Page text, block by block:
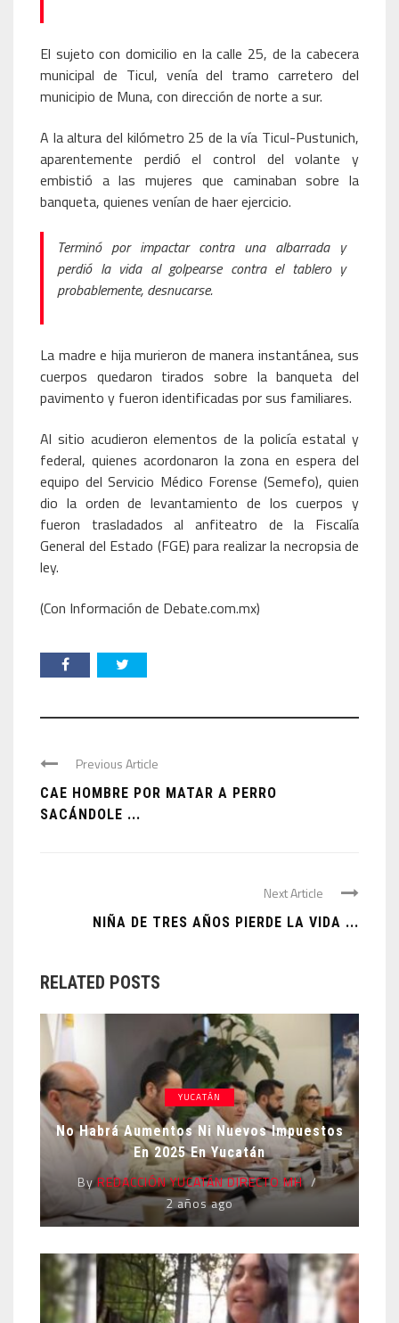
El sujeto con domicilio en la calle 25, de la cabecera
municipal de Ticul, venía del tramo carretero del
municipio de Muna, con dirección de norte a sur.
A la altura del kilómetro 25 de la vía Ticul-Pustunich,
aparentemente perdió el control del volante y
embistió a las mujeres que caminaban sobre la
banqueta, quienes venían de haer ejercicio.
Terminó por impactar contra una albarrada y
perdió la vida al golpearse contra el tablero y
probablemente, desnucarse.
La madre e hija murieron de manera instantánea, sus
cuerpos quedaron tirados sobre la banqueta del
pavimento y fueron identificadas por sus familiares.
Al sitio acudieron elementos de la policía estatal y
federal, quienes acordonaron la zona en espera del
equipo del Servicio Médico Forense (Semefo), quien
dio la orden de levantamiento de los cuerpos y
fueron trasladados al anfiteatro de la Fiscalía
General del Estado (FGE) para realizar la necropsia de
ley.
(Con Información de Debate.com.mx)
Previous Article
CAE HOMBRE POR MATAR A PERRO
SACÁNDOLE ...
Next Article
NIÑA DE TRES AÑOS PIERDE LA VIDA ...
RELATED POSTS
YUCATÁN
No Habrá Aumentos Ni Nuevos Impuestos
En 2025 En Yucatán
ByREDACCIÓN YUCATÁN DIRECTO MH
2 años ago